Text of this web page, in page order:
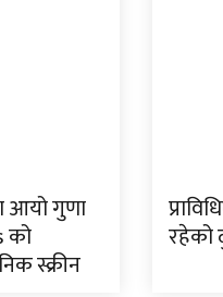
आयो गुणा
को
स्क्रीन
रहेको